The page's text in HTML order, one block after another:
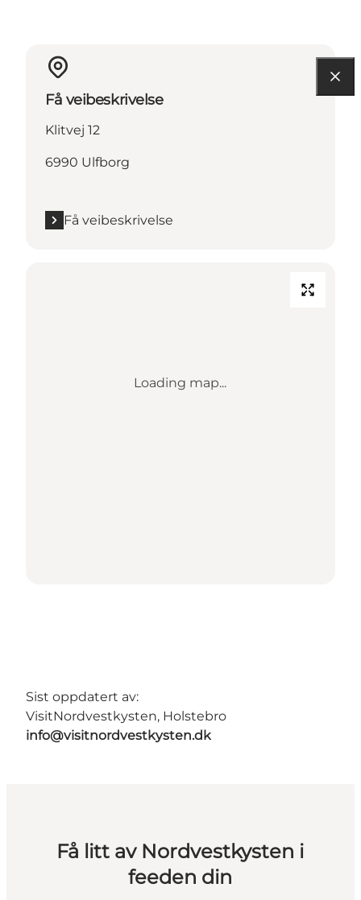
Få veibeskrivelse
Klitvej 12
6990 Ulfborg
Få veibeskrivelse
Loading map...
Sist oppdatert av:
VisitNordvestkysten, Holstebro
info@visitnordvestkysten.dk
Få litt av Nordvestkysten i
feeden din